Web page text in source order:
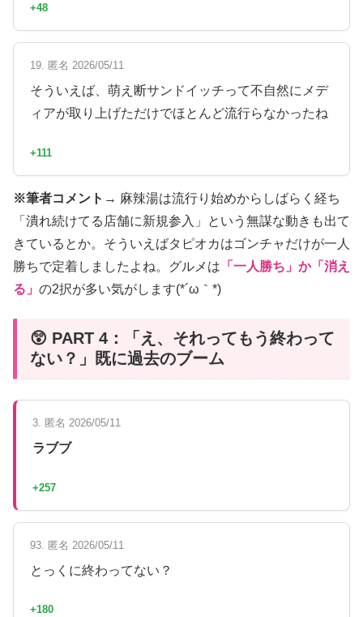
+48
19. 匿名 2026/05/11
そういえば、萌え断サンドイッチって不自然にメデ
ィアが取り上げただけでほとんど流行らなかったね
+111
※筆者コメント→ 麻辣湯は流行り始めからしばらく経ち
「潰れ続けてる店舗に新規参入」という無謀な動きも出て
きているとか。そういえばタピオカはゴンチャだけが一人
勝ちで定着しましたよね。グルメは 「一人勝ち」か「消え
る」 の2択が多い気がします(*´ω｀*)
😲 PART 4：「え、それってもう終わって
ない？」既に過去のブーム
3. 匿名 2026/05/11
ラブブ
+257
93. 匿名 2026/05/11
とっくに終わってない？
+180